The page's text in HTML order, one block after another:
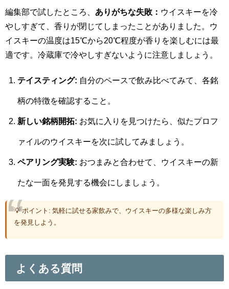
編集部で試したところ、 ありがちな失敗： ウイスキーを冷
やしすぎて、香りが閉じてしまったことがありました。ウ
イスキーの温度は15℃から20℃程度が香りを楽しむには最
適です。冷蔵庫で冷やしすぎないように注意しましょう。
テイスティング: 自分のペースで飲み比べてみて、各銘
柄の特徴を確認すること。
新しい銘柄開拓: お気に入りを見つけたら、似たプロフ
ァイルのウイスキーを次に試してみましょう。
ペアリング実験: おつまみと合わせて、ウイスキーの新
たな一面を発見する機会にしましょう。
💡 ポイント: 気軽に試せる家飲みで、ウイスキーの多様な楽しみ方
を発見しよう。
よくある質問